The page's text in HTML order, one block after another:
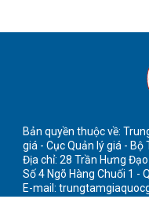
Bản quyền thuộc về:
giá - Cục Quản lý giá - Bộ
Địa chỉ: 28 Trần Hưng Đạo
Số 4 Ngõ Hàng Chuối 1 -
E-mail: